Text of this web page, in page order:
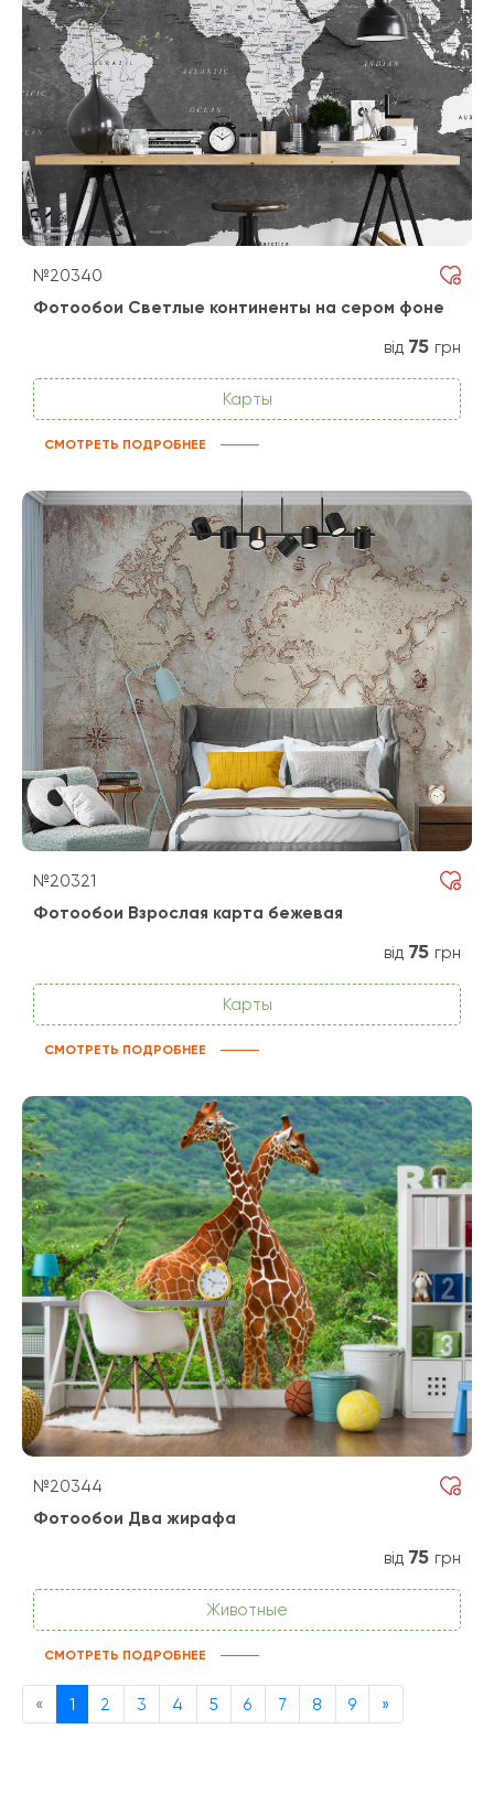
№20340
Фотообои Светлые континенты на сером фоне
від 75 грн
Карты
СМОТРЕТЬ ПОДРОБНЕЕ
№20321
Фотообои Взрослая карта бежевая
від 75 грн
Карты
СМОТРЕТЬ ПОДРОБНЕЕ
№20344
Фотообои Два жирафа
від 75 грн
Животные
СМОТРЕТЬ ПОДРОБНЕЕ
« Previous
1 2 3 4 5 6 7 8 9 »Next